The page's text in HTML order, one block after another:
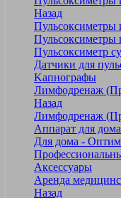
Назад
Пульсоксиметры
Пульсоксиметры
Пульсоксиметр
Датчики для
Kапнографы
Лимфодренаж
Назад
Лимфодренаж
Аппарат для
Для дома -
Аксессуары
Аренда
Назад